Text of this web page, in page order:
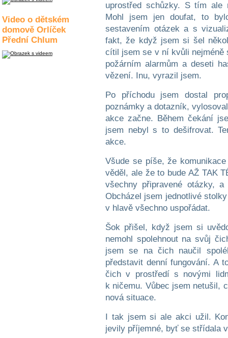
Video o dětském
domově Orlíček
Přední Chlum
uprostřed schůzky. S tím ale
Mohl jsem jen doufat, to
sestavením otázek a s
fakt, že když jsem si šel
cítil jsem se v ní kvůli nejméně
požárním alarmům a deseti
vězení. Inu, vyrazil jsem.
Po příchodu jsem dostal
poznámky a dotazník,
akce začne. Během čekání
jsem nebyl s to dešifrovat.
akce.
Všude se píše, že
věděl, ale že to bude AŽ TAK
všechny připravené otázky,
Obcházel jsem jednotlivé
v hlavě všechno uspořádat.
Šok přišel, když jsem si
nemohl spolehnout na svůj
jsem se na čich naučil
představit denní fungování. A
čich v prostředí s novými
k ničemu. Vůbec jsem netušil,
nová situace.
I tak jsem si ale akci užil.
jevily příjemné, byť se střídala